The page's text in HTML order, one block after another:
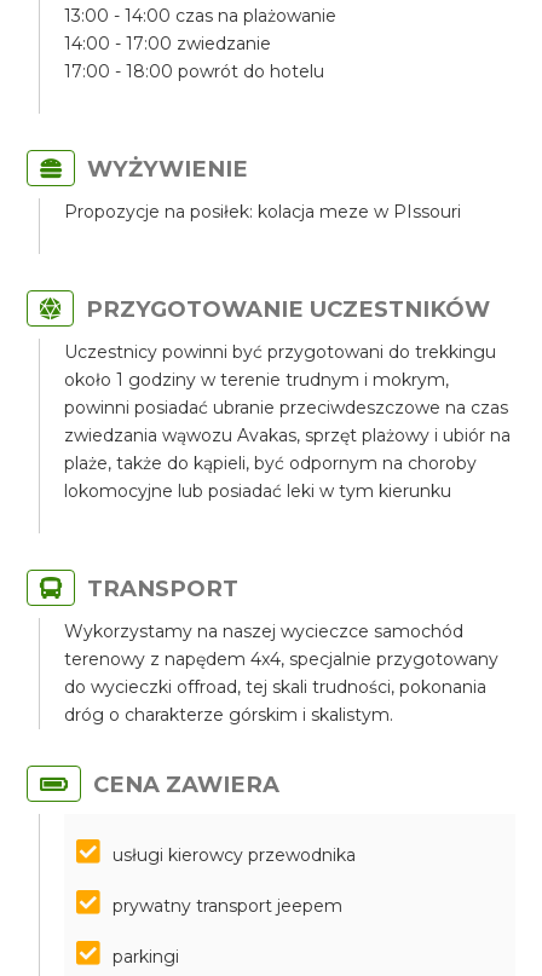
13:00 - 14:00 czas na plażowanie
14:00 - 17:00 zwiedzanie
17:00 - 18:00 powrót do hotelu
WYŻYWIENIE
Propozycje na posiłek: kolacja meze w PIssouri
PRZYGOTOWANIE UCZESTNIKÓW
Uczestnicy powinni być przygotowani do trekkingu
około 1 godziny w terenie trudnym i mokrym,
powinni posiadać ubranie przeciwdeszczowe na czas
zwiedzania wąwozu Avakas, sprzęt plażowy i ubiór na
plaże, także do kąpieli, być odpornym na choroby
lokomocyjne lub posiadać leki w tym kierunku
TRANSPORT
Wykorzystamy na naszej wycieczce samochód
terenowy z napędem 4x4, specjalnie przygotowany
do wycieczki offroad, tej skali trudności, pokonania
dróg o charakterze górskim i skalistym.
CENA ZAWIERA
usługi kierowcy przewodnika
prywatny transport jeepem
parkingi